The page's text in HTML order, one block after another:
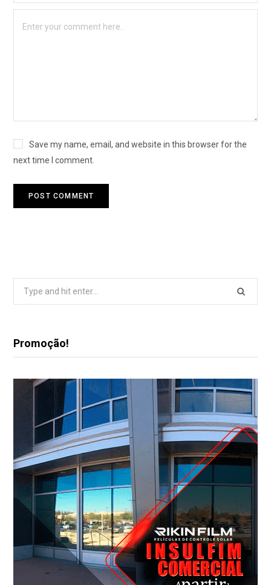
Save my name, email, and website in this browser for the
next time I comment.
Promoção!